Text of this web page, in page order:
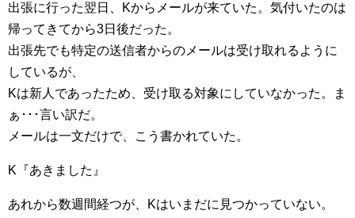
出張に行った翌日、Kからメールが来ていた。気付いたのは
帰ってきてから3日後だった。
出張先でも特定の送信者からのメールは受け取れるように
しているが、
Kは新人であったため、受け取る対象にしていなかった。ま
ぁ･･･言い訳だ。
メールは一文だけで、こう書かれていた。
K『あきました』
あれから数週間経つが、Kはいまだに見つかっていない。